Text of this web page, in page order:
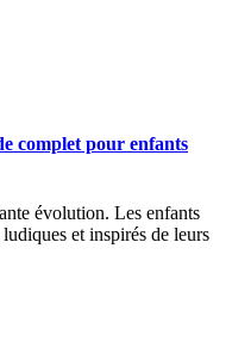
complet pour enfants
évolution. Les enfants
et inspirés de leurs